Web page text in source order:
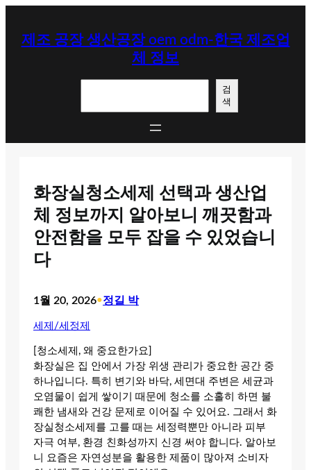
제조 공장 생산공장 oem odm-한국 제조업
체 정보
검
색
화장실청소세제 선택과 생산업
체 정보까지 알아보니 깨끗함과
안전함을 모두 잡을 수 있었습니
다
1월 20, 2026•정길 박
세제/세정제
[청소세제, 왜 중요한가요]
화장실은 집 안에서 가장 위생 관리가 중요한 공간 중
하나입니다. 특히 변기와 바닥, 세면대 주변은 세균과
오염물이 쉽게 쌓이기 때문에 청소를 소홀히 하면 불
쾌한 냄새와 건강 문제로 이어질 수 있어요. 그래서 화
장실청소세제를 고를 때는 세정력뿐만 아니라 피부
자극 여부, 환경 친화성까지 신경 써야 합니다. 알아보
니 요즘은 자연성분을 활용한 제품이 많아져 소비자